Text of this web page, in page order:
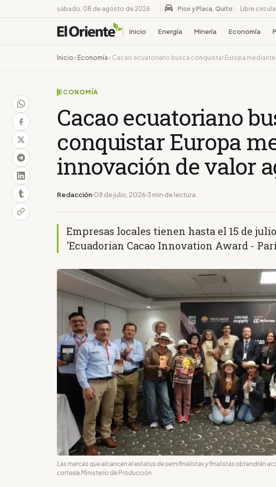
sábado, 08 de agosto de 2026 Pico y Placa, Quito: Libre
Inicio Energía Minería Economía
Inicio › Economía › Cacao ecuatoriano busca conquistar Europa
ECONOMÍA
Cacao ecuatoriano
conquistar Europa
innovación de valor
Redacción 08 de julio, 2026 3 min de lectura
Empresas locales tienen hasta el 15 de
'Ecuadorian Cacao Innovation Award -
Las marcas que alcancen el estatus de semifinalistas y finalistas obtendrán
cortesía Ministerio de Producción